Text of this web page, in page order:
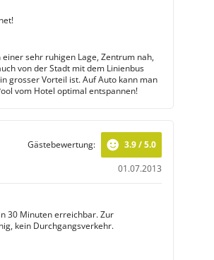
sehr ruhigen Lage, Zentrum nah,
von der Stadt mit dem Linienbus
grosser Vorteil ist. Auf Auto kann man
vom Hotel optimal entspannen!
01.07.2013
Gästebewertung: 3.9 / 5.0
30 Minuten erreichbar. Zur
kein Durchgangsverkehr.